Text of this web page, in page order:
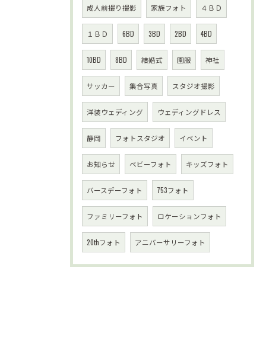
成人前撮り撮影 家族フォト ４ＢＤ
１ＢＤ 6BD 3BD 2BD 4BD
10BD 8BD 結婚式 園服 神社
サッカー 集合写真 スタジオ撮影
洋装ウェディング ウェディングドレス
静岡 フォトスタジオ イベント
お知らせ ベビーフォト キッズフォト
バースデーフォト 753フォト
ファミリーフォト ロケーションフォト
20thフォト アニバーサリーフォト